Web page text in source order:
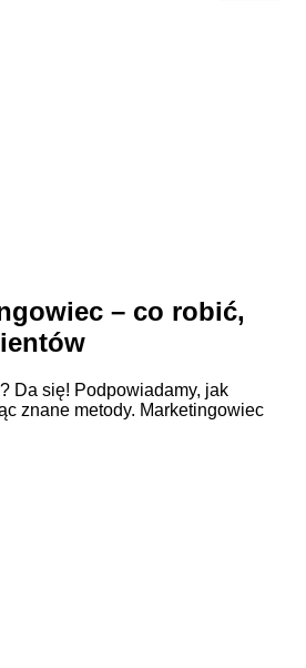
– co robić,
Da się! Podpowiadamy, jak
znane metody. Marketingowiec